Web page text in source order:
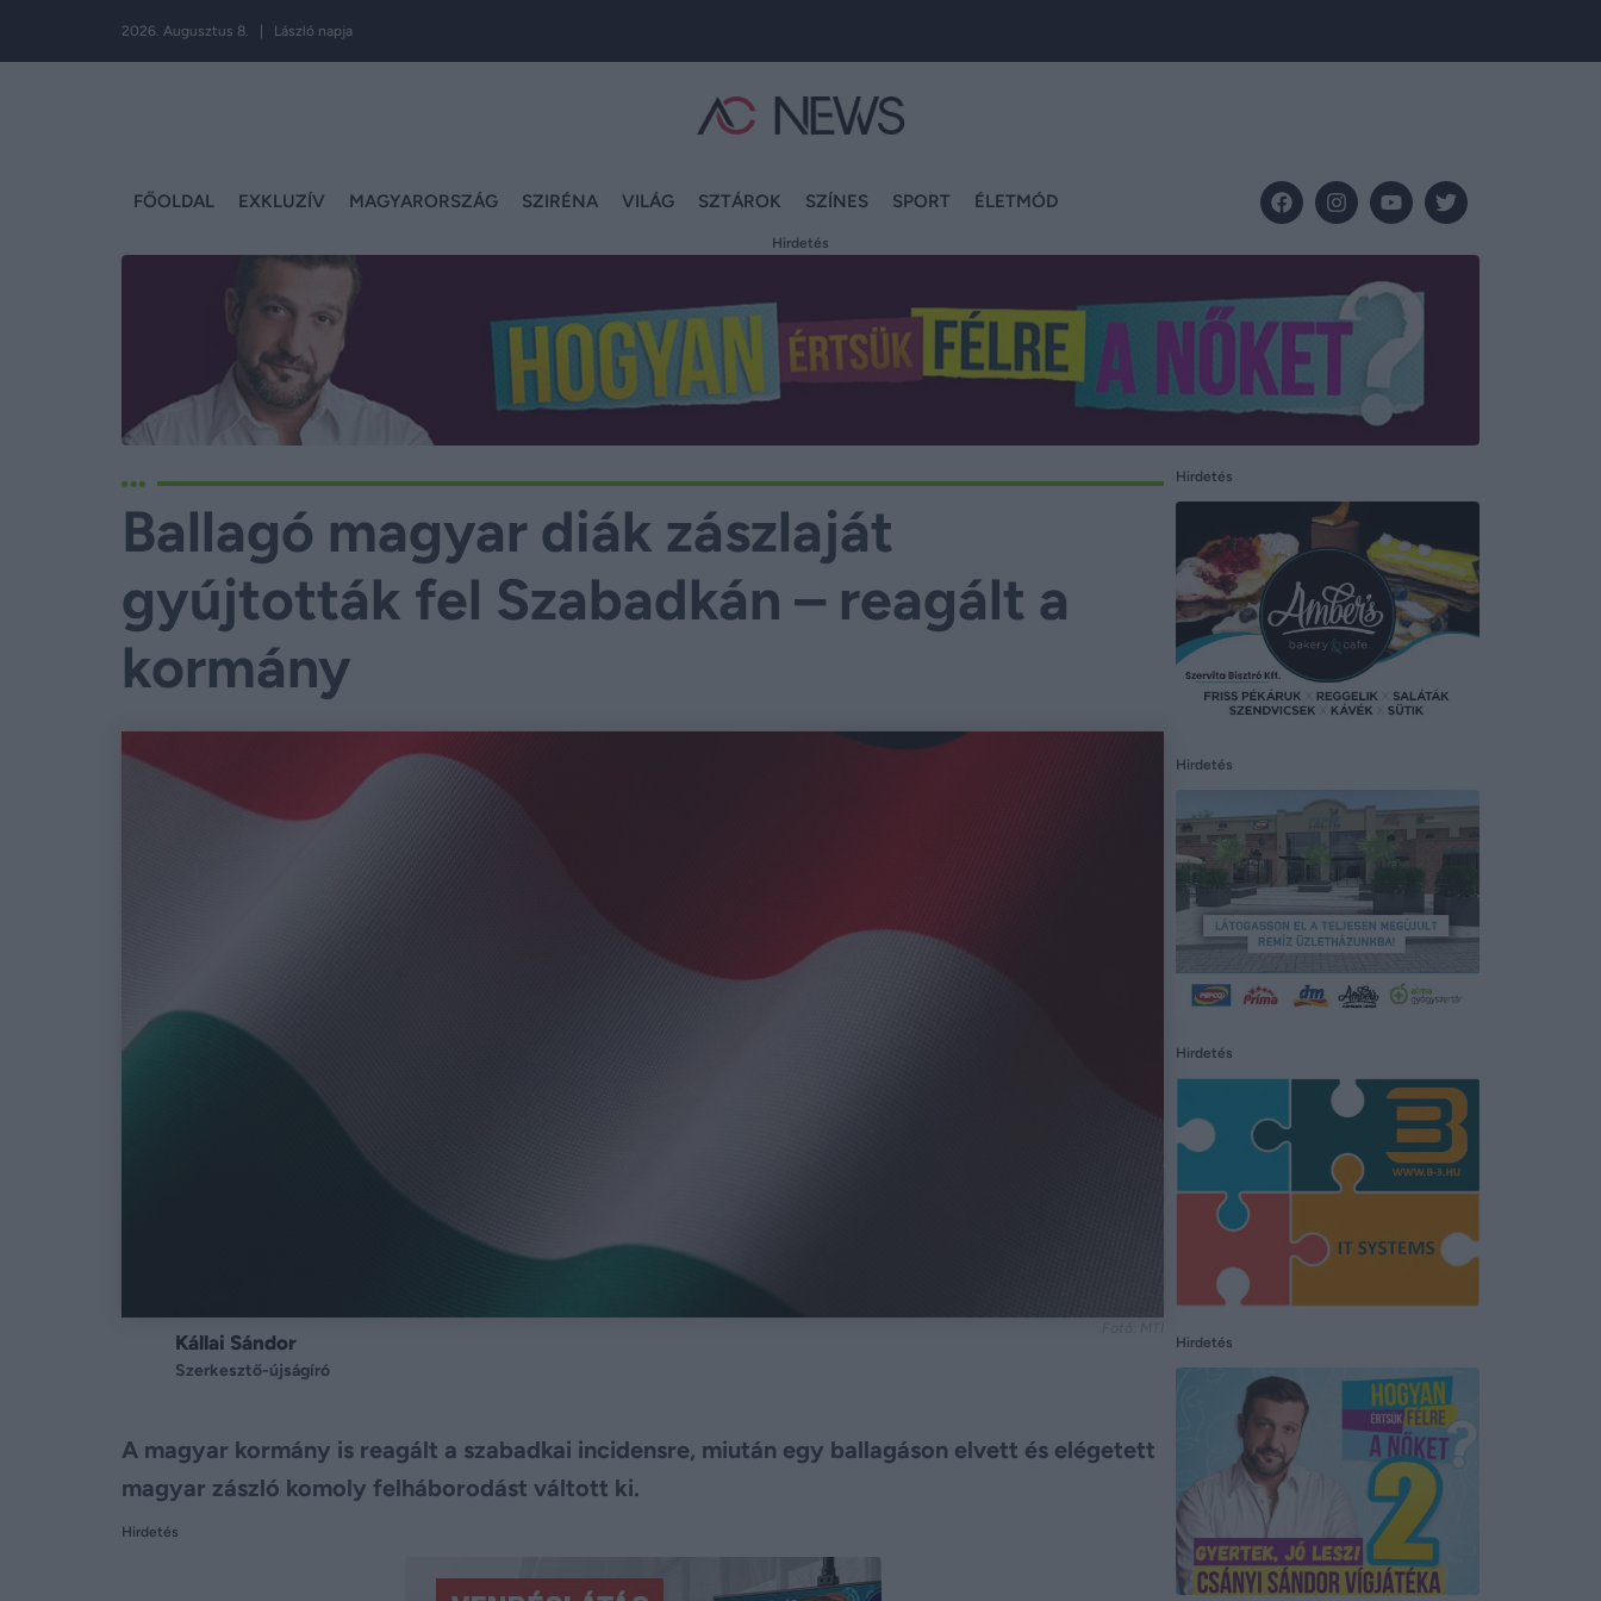
2026. Augusztus 8. | László napja
FŐOLDAL EXKLUZÍV MAGYARORSZÁG SZIRÉNA VILÁG SZTÁROK SZÍNES SPORT ÉLETMÓD
Hirdetés
Ballagó magyar diák zászlaját
gyújtották fel Szabadkán – reagált a
kormány
Kállai Sándor
Szerkesztő-újságíró
A magyar kormány is reagált a szabadkai incidensre, miután egy ballagáson elvett és elégetett
magyar zászló komoly felháborodást váltott ki.
Hirdetés
Hirdetés
Hirdetés
Hirdetés
Hirdetés